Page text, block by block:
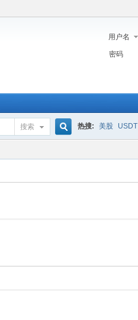
用户名
密码
搜索 热搜: 美股 USDT